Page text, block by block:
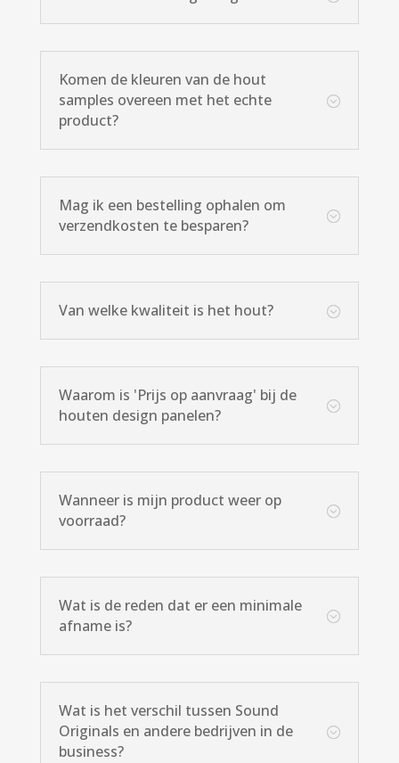
;
Komen de kleuren van de hout
samples overeen met het echte
product?
;
Mag ik een bestelling ophalen om
verzendkosten te besparen?
;
Van welke kwaliteit is het hout?
;
Waarom is 'Prijs op aanvraag' bij de
houten design panelen?
;
Wanneer is mijn product weer op
voorraad?
;
Wat is de reden dat er een minimale
afname is?
;
Wat is het verschil tussen Sound
Originals en andere bedrijven in de
business?